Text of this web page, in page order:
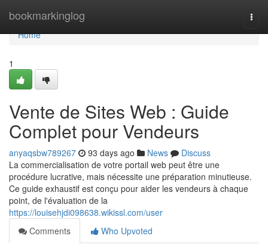
bookmarkinglog
Home
Home
1
Vente de Sites Web : Guide
Complet pour Vendeurs
anyaqsbw789267 93 days ago News
Discuss
La commercialisation de votre portail web peut être une
procédure lucrative, mais nécessite une préparation minutieuse.
Ce guide exhaustif est conçu pour aider les vendeurs à chaque
point, de l'évaluation de la
https://louisehjdi098638.wikissl.com/user
Comments
Who Upvoted